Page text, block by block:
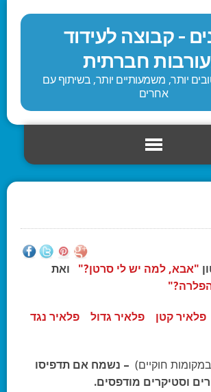
- קבוצה לעידוד
חברתית
יותר, משמעותיים יותר, בשיתוף עם
אחרים
"אבא, למה יש לי סרטן?" ואת
פלאיר קטן פלאיר גדול
פלאיר נגד
חוקיים) – נשמח אם תדפיסו
וסטיקרים מודפסים.